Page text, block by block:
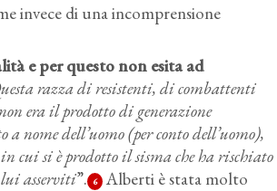
invece di una incomprensione
e per questo non esita ad
razza di resistenti, di combattenti
era il prodotto di generazione
nome dell’uomo (per conto dell’uomo),
cui si è prodotto il sisma che ha rischiato
asserviti”. 6
Alberti è stata molto